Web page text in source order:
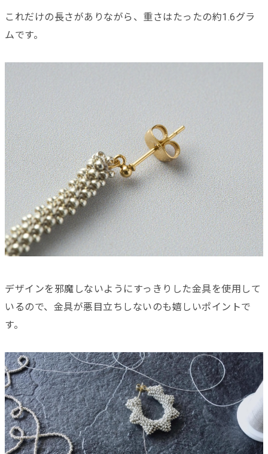
これだけの長さがありながら、重さはたったの約1.6グラ
ムです。
デザインを邪魔しないようにすっきりした金具を使用して
いるので、金具が悪目立ちしないのも嬉しいポイントで
す。